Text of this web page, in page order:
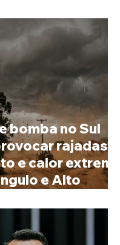
bomba no Sul
rajadas
e calor extremo
e Alto